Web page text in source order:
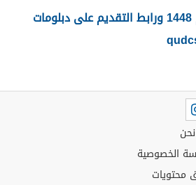
دبلومات جامعة القصيم 1448 ورابط التقديم على دبلومات
الخصوصية
محتويات